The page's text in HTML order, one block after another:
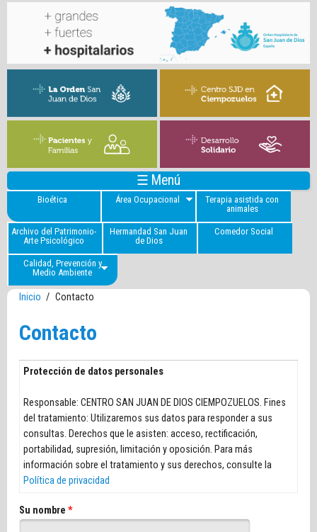
☰ Menú
Bioética Área Ocupacional
Terapia asistida con
animales
Archivo del Patrimonio-
Arte Psicológico
Hermandad San Juan
de Dios
Comedor Social
Calidad, Prevención y
Medio Ambiente
Inicio / Contacto
Contacto
Protección de datos personales
Responsable: CENTRO SAN JUAN DE DIOS CIEMPOZUELOS. Fines
del tratamiento: Utilizaremos sus datos para responder a sus
consultas. Derechos que le asisten: acceso, rectificación,
portabilidad, supresión, limitación y oposición. Para más
información sobre el tratamiento y sus derechos, consulte la
Política de privacidad
Su nombre *